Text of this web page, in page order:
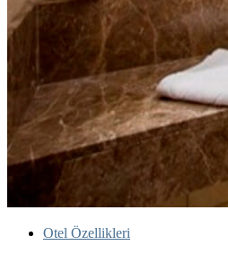
Otel Özellikleri